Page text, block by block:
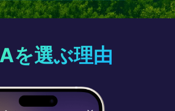
を選ぶ理由